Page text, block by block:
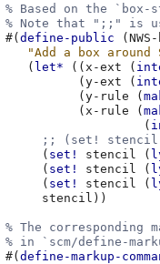
% Based on the
% Note that ";;" is
#(define-public (
"Add a box
( let* ((x-ext (
(y-ext (
(y-rule (
(x-rule (
(
;; (set! stencil
( set! stencil (
( set! stencil (
( set! stencil (
stencil ))
% The corresponding
% in `scm/define-
#(define-markup-